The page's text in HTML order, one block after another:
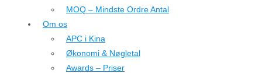
MOQ – Mindste Ordre Antal
Om os
APC i Kina
Økonomi & Nøgletal
Awards – Priser